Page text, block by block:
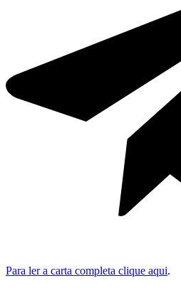
Para ler a carta completa clique aqui.